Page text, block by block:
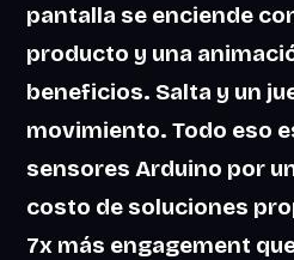
pantalla se enciende
producto y una
beneficios. Salta y un
movimiento. Todo eso
sensores Arduino por
costo de soluciones
7x más engagement